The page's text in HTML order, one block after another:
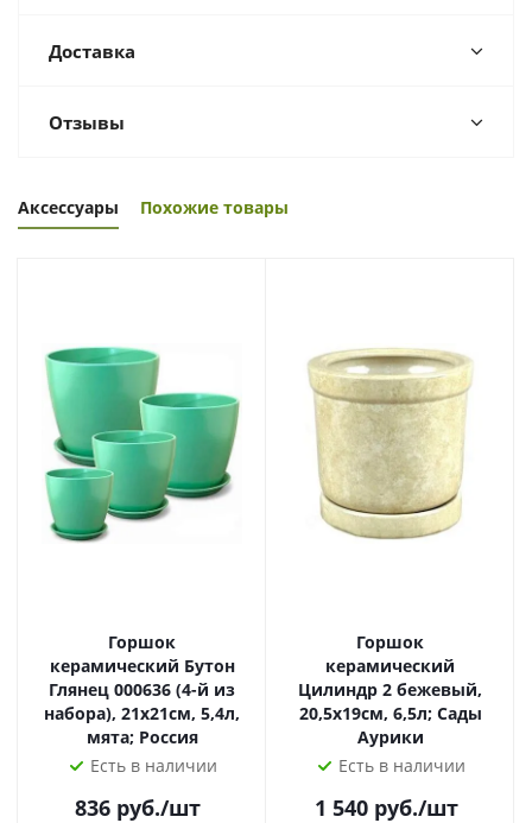
Доставка
Отзывы
Аксессуары Похожие товары
Горшок
керамический Бутон
Глянец 000636 (4-й из
набора), 21х21см, 5,4л,
мята; Россия
Есть в наличии
836 руб./шт
Горшок
керамический
Цилиндр 2 бежевый,
20,5х19см, 6,5л; Сады
Аурики
Есть в наличии
1 540руб./шт